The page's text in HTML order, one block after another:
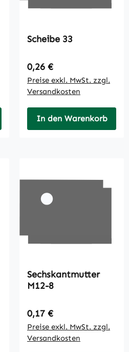
Scheibe 33
Regulärer Preis:
0,26 €
Preise exkl. MwSt. zzgl.
Versandkosten
In den Warenkorb
Sechskantmutter
M12-8
Regulärer Preis:
0,17 €
Preise exkl. MwSt. zzgl.
Versandkosten